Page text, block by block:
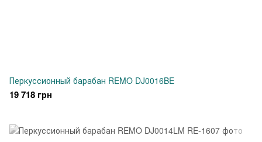
Перкуссионный барабан REMO DJ0016BE
19 718 грн